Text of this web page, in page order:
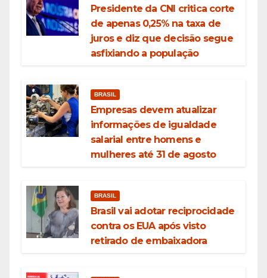
Presidente da CNI critica corte
de apenas 0,25% na taxa de
juros e diz que decisão segue
asfixiando a população
BRASIL
Empresas devem atualizar
informações de igualdade
salarial entre homens e
mulheres até 31 de agosto
BRASIL
Brasil vai adotar reciprocidade
contra os EUA após visto
retirado de embaixadora